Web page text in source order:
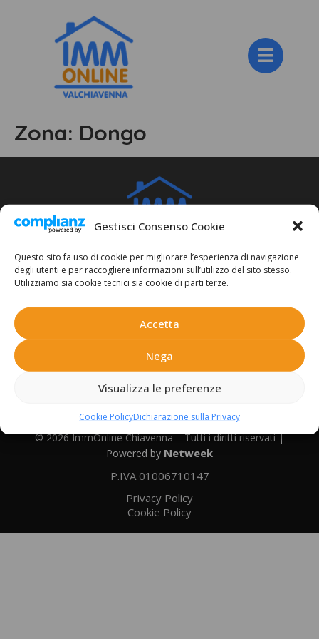
Gestisci Consenso Cookie
Questo sito fa uso di cookie per migliorare l’esperienza di navigazione
degli utenti e per raccogliere informazioni sull’utilizzo del sito stesso.
Utilizziamo sia cookie tecnici sia cookie di parti terze.
Accetta
Nega
Visualizza le preferenze
Cookie PolicyDichiarazione sulla Privacy
Zona: Dongo
IMMONLINE
di Guanella Geom. Gianmarco
Via F. Dolzino, 47
Chiavenna (SO) 23022
0343 760190
338 5601915
© 2026 ImmOnline Chiavenna – Tutti i diritti riservati |
Powered by Netweek
P.IVA 01006710147
Privacy Policy
Cookie Policy